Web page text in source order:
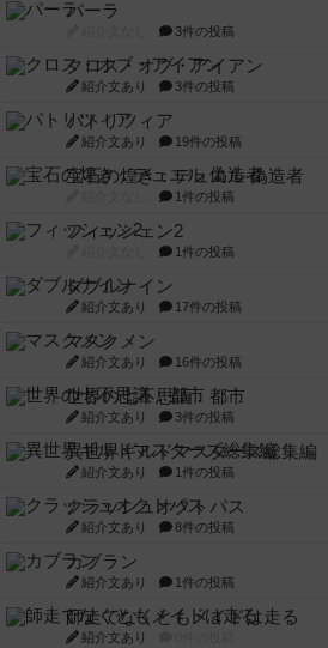
パーラ
3件の投稿
クロス・オブ・アイアン
紹介文あり 3件の投稿
パトリツィア
紹介文あり 19件の投稿
宝石の煌き：デュエル 偽造者
1件の投稿
フィッシェン2
1件の投稿
ダブルナイン
紹介文あり 17件の投稿
マスクメン
紹介文あり 16件の投稿
世界の七不思議：都市
紹介文あり 3件の投稿
異世界ギルドマスターズ総集編
紹介文あり 1件の投稿
クラッシュオクトパス
紹介文あり 8件の投稿
カブラン
紹介文あり 1件の投稿
師走でなくともメイドは走る
紹介文あり